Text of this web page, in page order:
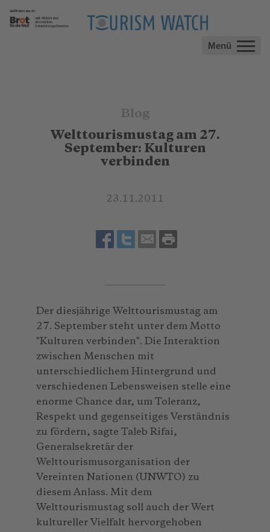
Menü
Blog
Welttourismustag am 27.
September: Kulturen
verbinden
23.11.2011
Der diesjährige Welttourismustag am
27. September steht unter dem Motto
"Kulturen verbinden". Die Interaktion
zwischen Menschen mit
unterschiedlichem Hintergrund und
verschiedenen Lebensweisen stelle eine
enorme Chance dar, um Toleranz,
Respekt und gegenseitiges Verständnis
zu fördern, sagte Taleb Rifai,
Generalsekretär der
Welttourismusorganisation der
Vereinten Nationen (UNWTO) zu
diesem Anlass. Mit dem
Welttourismustag soll auch der Wert
kultureller Vielfalt hervorgehoben